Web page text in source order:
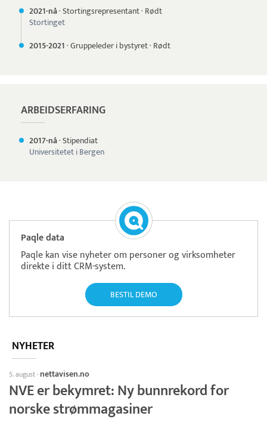
2021-nå·Stortingsrepresentant· Rødt
Stortinget
2015-2021·Gruppeleder i bystyret· Rødt
ARBEIDSERFARING
2017-nå·Stipendiat
Universitetet i Bergen
Paqle data
Paqle kan vise nyheter om personer og virksomheter
direkte i ditt CRM-system.
BESTIL DEMO
NYHETER
5. august· nettavisen.no
NVE er bekymret: Ny bunnrekord for
norske strømmagasiner